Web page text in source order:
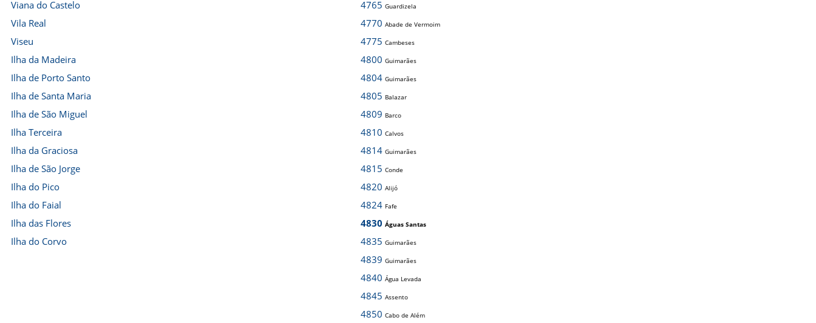
Viana do Castelo
Vila Real
Viseu
Ilha da Madeira
Ilha de Porto Santo
Ilha de Santa Maria
Ilha de São Miguel
Ilha Terceira
Ilha da Graciosa
Ilha de São Jorge
Ilha do Pico
Ilha do Faial
Ilha das Flores
Ilha do Corvo
4765 Guardizela
4770 Abade de Vermoim
4775 Cambeses
4800 Guimarães
4804 Guimarães
4805 Balazar
4809 Barco
4810 Calvos
4814 Guimarães
4815 Conde
4820 Alijó
4824 Fafe
4830 Águas Santas
4835 Guimarães
4839 Guimarães
4840 Água Levada
4845 Assento
4850 Cabo de Além